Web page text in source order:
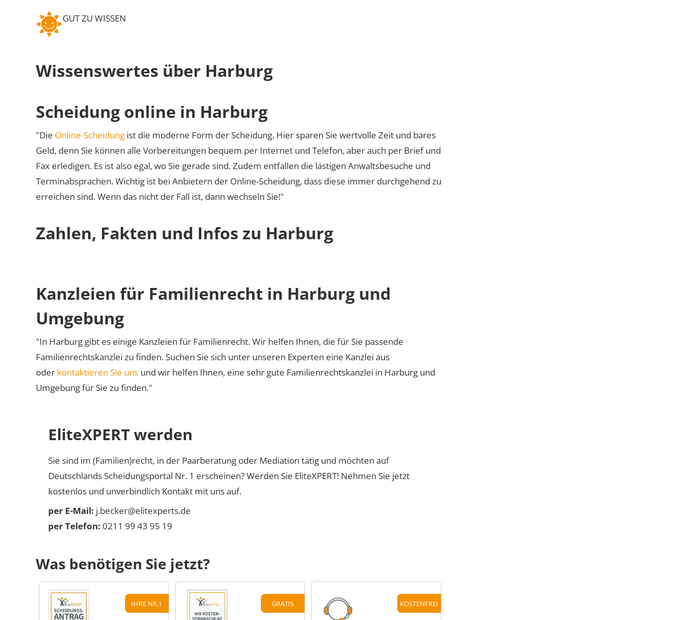
GUT ZU WISSEN
Wissenswertes über Harburg
Scheidung online in Harburg
"Die Online-Scheidung ist die moderne Form der Scheidung. Hier sparen Sie wertvolle Zeit und bares
Geld, denn Sie können alle Vorbereitungen bequem per Internet und Telefon, aber auch per Brief und
Fax erledigen. Es ist also egal, wo Sie gerade sind. Zudem entfallen die lästigen Anwaltsbesuche und
Terminabsprachen. Wichtig ist bei Anbietern der Online-Scheidung, dass diese immer durchgehend zu
erreichen sind. Wenn das nicht der Fall ist, dann wechseln Sie!"
Zahlen, Fakten und Infos zu Harburg
Kanzleien für Familienrecht in Harburg und
Umgebung
"In Harburg gibt es einige Kanzleien für Familienrecht. Wir helfen Ihnen, die für Sie passende
Familienrechtskanzlei zu finden. Suchen Sie sich unter unseren Experten eine Kanzlei aus
oder kontaktieren Sie uns und wir helfen Ihnen, eine sehr gute Familienrechtskanzlei in Harburg und
Umgebung für Sie zu finden."
EliteXPERT werden
Sie sind im (Familien)recht, in der Paarberatung oder Mediation tätig und möchten auf
Deutschlands Scheidungsportal Nr. 1 erscheinen? Werden Sie EliteXPERT! Nehmen Sie jetzt
kostenlos und unverbindlich Kontakt mit uns auf.
per E-Mail: j.becker@elitexperts.de
per Telefon: 0211 99 43 95 19
Was benötigen Sie jetzt?
IHRE NR.1 GRATIS KOSTENFREI